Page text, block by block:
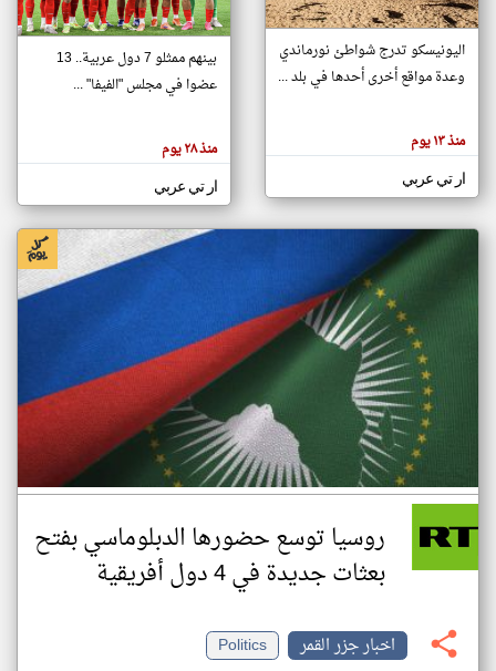
تغيير الدولة
اخبار جزر القمر على مدار الساعة
أهم اخبار جزر القمر العاجلة والمباشرة
هنا عن
وجهة
كاتبيها.
اليونيسكو تدرج شواطئ نورماندي
وعدة مواقع أخرى أحدها في بلد ...
منذ ١٣ يوم
ار تي عربي
بينهم ممثلو 7 دول عربية.. 13
عضوا في مجلس "الفيفا" ...
منذ ٢٨ يوم
ار تي عربي
روسيا توسع حضورها الدبلوماسي بفتح
بعثات جديدة في 4 دول أفريقية
اخبار جزر القمر
Politics
klyoum.com